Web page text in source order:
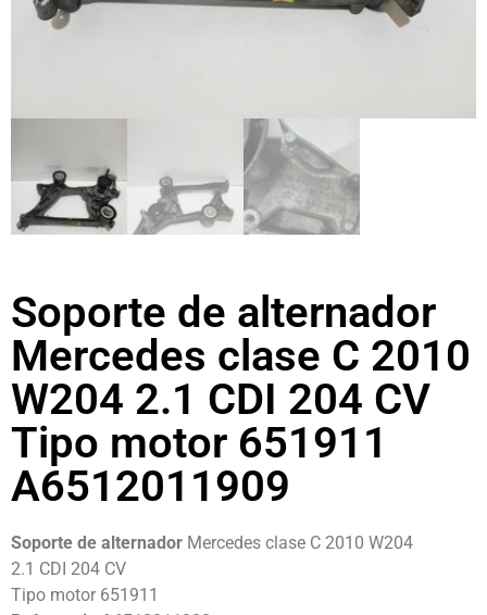
Soporte de alternador
Mercedes clase C 2010
W204 2.1 CDI 204 CV
Tipo motor 651911
A6512011909
Soporte de alternador Mercedes clase C 2010 W204
2.1 CDI 204 CV
Tipo motor 651911